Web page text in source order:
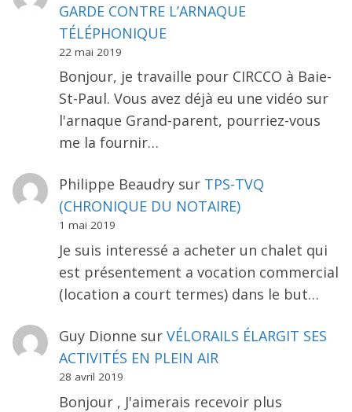
GARDE CONTRE L’ARNAQUE
TÉLÉPHONIQUE
22 mai 2019
Bonjour, je travaille pour CIRCCO à Baie-
St-Paul. Vous avez déjà eu une vidéo sur
l'arnaque Grand-parent, pourriez-vous
me la fournir…
Philippe Beaudrysur TPS-TVQ
(CHRONIQUE DU NOTAIRE)
1 mai 2019
Je suis interessé a acheter un chalet qui
est présentement a vocation commercial
(location a court termes) dans le but…
Guy Dionne sur VÉLORAILS ÉLARGIT SES
ACTIVITÉS EN PLEIN AIR
28 avril 2019
Bonjour , J'aimerais recevoir plus